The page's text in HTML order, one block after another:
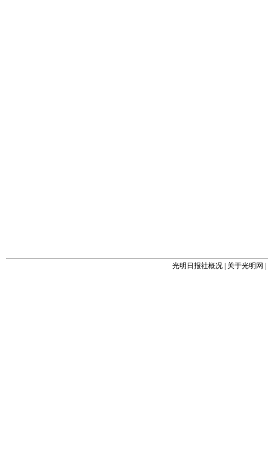
光明日报社概况 关于光明网